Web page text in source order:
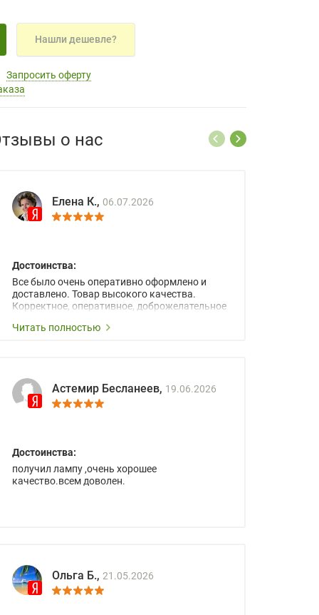
Нашли дешевле?
Запросить оферту
о нас
Елена К., 06.07.2026
Достоинства:
Все было очень оперативно оформлено и
доставлено. Товар высокого качества.
Корректное, оперативное, доброжелательное
Читать полностью
Астемир Бесланеев, 19.06.2026
Достоинства:
получил лампу ,очень хорошее
качество.всем доволен.
Ольга Б., 21.05.2026